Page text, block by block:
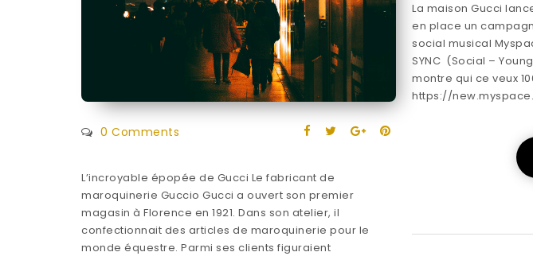
0 Comments
L’incroyable épopée de Gucci Le fabricant de
maroquinerie Guccio Gucci a ouvert son premier
magasin à Florence en 1921. Dans son atelier, il
confectionnait des articles de maroquinerie pour le
monde équestre. Parmi ses clients figuraient
La maison Gucci
en place un
social musical
SYNC (Social –
montre qui ce veux
https://